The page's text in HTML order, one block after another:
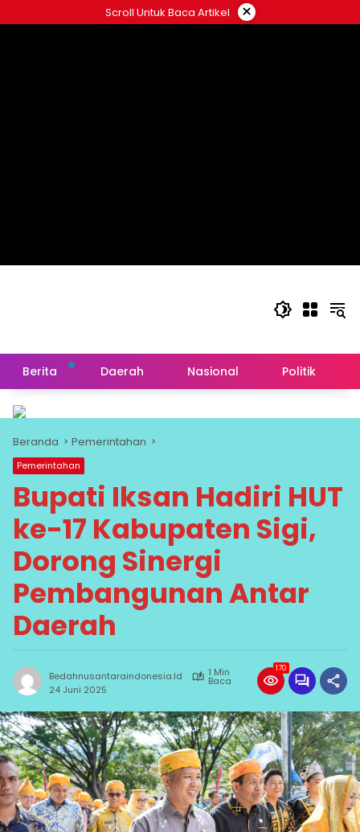
ke
Scroll Untuk Baca Artikel ×
Berita Daerah Nasional Politik
Beranda Pemerintahan
Pemerintahan
Bupati Iksan Hadiri HUT
ke-17 Kabupaten Sigi,
Dorong Sinergi
Pembangunan Antar
Daerah
Bedahnusantaraindonesia.id 1 Min
Baca
24 Juni 2025
170